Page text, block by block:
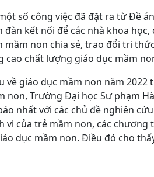
số công việc đã đặt ra từ Đề
kết nối để các nhà khoa học,
mầm non chia sẻ, trao đổi tri
cao chất lượng giáo dục mầm
giáo dục mầm non năm 2022
non, Trường Đại học Sư phạm
nhất với các chủ đề nghiên
vi của trẻ mầm non, các chương
dục mầm non. Điều đó cho